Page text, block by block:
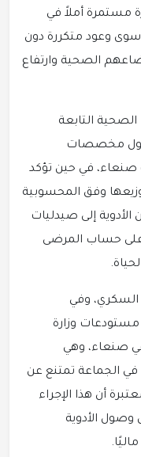
مستمرة أملاً في
سوى وعود متكررة دون
الصحية وارتفاع
التابعة
مخصصات
في حين تؤكد
وفق المحسوبية
إلى صيدليات
على حساب المرضى
السكري، وفي
مستودعات وزارة
صنعاء، وهي
الجماعة تمتنع عن
أن هذا الإجراء
الأدوية